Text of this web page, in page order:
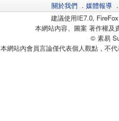
關於我們 ． 媒體報導
建議使用IE7.0,
本網站內容、圖案 著作權及
© 素易
本網站內會員言論僅代表個人觀點，不